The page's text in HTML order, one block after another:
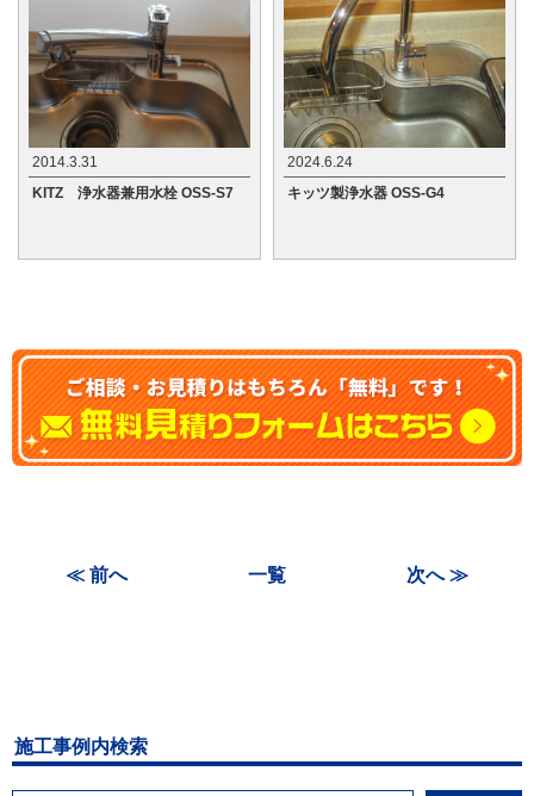
2014.3.31
KITZ 浄水器兼用水栓 OSS-S7
2024.6.24
キッツ製浄水器 OSS-G4
≪ 前へ 一覧 次へ ≫
施工事例内検索